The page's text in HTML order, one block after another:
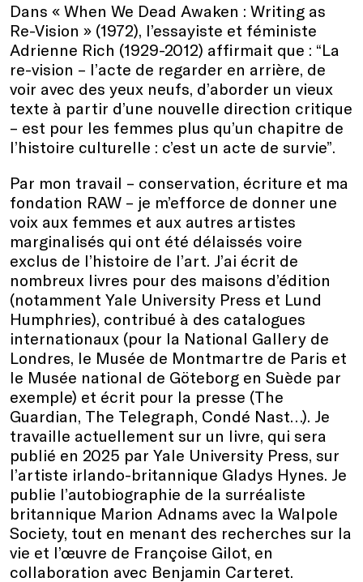
Dans « When We Dead Awaken : Writing as
Re-Vision » (1972), l’essayiste et féministe
Adrienne Rich (1929-2012) affirmait que : “La
re-vision – l’acte de regarder en arrière, de
voir avec des yeux neufs, d’aborder un vieux
texte à partir d’une nouvelle direction critique
– est pour les femmes plus qu’un chapitre de
l’histoire culturelle : c’est un acte de survie”.
Par mon travail – conservation, écriture et ma
fondation RAW – je m’efforce de donner une
voix aux femmes et aux autres artistes
marginalisés qui ont été délaissés voire
exclus de l’histoire de l’art. J’ai écrit de
nombreux livres pour des maisons d’édition
(notamment Yale University Press et Lund
Humphries), contribué à des catalogues
internationaux (pour la National Gallery de
Londres, le Musée de Montmartre de Paris et
le Musée national de Göteborg en Suède par
exemple) et écrit pour la presse (The
Guardian, The Telegraph, Condé Nast…). Je
travaille actuellement sur un livre, qui sera
publié en 2025 par Yale University Press, sur
l’artiste irlando-britannique Gladys Hynes. Je
publie l’autobiographie de la surréaliste
britannique Marion Adnams avec la Walpole
Society, tout en menant des recherches sur la
vie et l’œuvre de Françoise Gilot, en
collaboration avec Benjamin Carteret.